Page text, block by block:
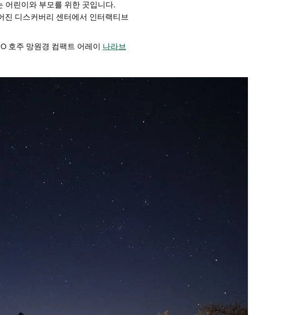
어린이와 부모를 위한 곳입니다.
디스커버리 센터에서 인터랙티브
호주 망원경 컴팩트 어레이
나라브